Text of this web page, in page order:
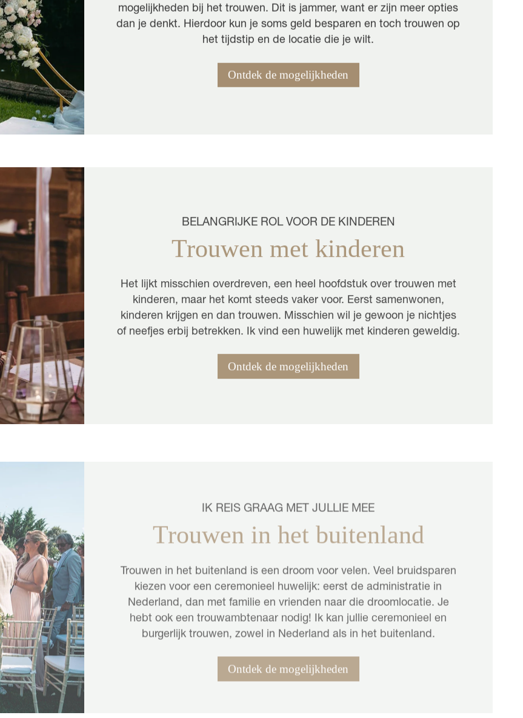
mogelijkheden bij het trouwen. Dit is jammer, want er zijn meer opties
dan je denkt. Hierdoor kun je soms geld besparen en toch trouwen op
het tijdstip en de locatie die je wilt.
Ontdek de mogelijkheden
BELANGRIJKE ROL VOOR DE KINDEREN
Trouwen met kinderen
Het lijkt misschien overdreven, een heel hoofdstuk over trouwen met
kinderen, maar het komt steeds vaker voor. Eerst samenwonen,
kinderen krijgen en dan trouwen. Misschien wil je gewoon je nichtjes
of neefjes erbij betrekken. Ik vind een huwelijk met kinderen geweldig.
Ontdek de mogelijkheden
IK REIS GRAAG MET JULLIE MEE
Trouwen in het buitenland
Trouwen in het buitenland is een droom voor velen. Veel bruidsparen
kiezen voor een ceremonieel huwelijk: eerst de administratie in
Nederland, dan met familie en vrienden naar die droomlocatie. Je
hebt ook een trouwambtenaar nodig! Ik kan jullie ceremonieel en
burgerlijk trouwen, zowel in Nederland als in het buitenland.
Ontdek de mogelijkheden